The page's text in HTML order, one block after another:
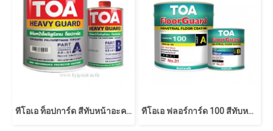
ทีโอเอ ท็อปการ์ด สีทับหน้าอะคริลิก โพลียูรีเทน 2 ส่วน ทีโอเอ ฟลอร์การ์ด 100 สีทับหน้าอีพ็อกซี่ฟิล์มบาง 2 ส่วน